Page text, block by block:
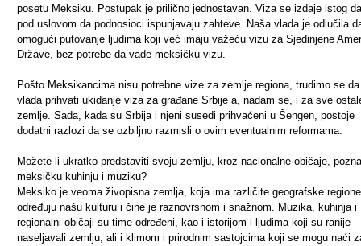
posetu Meksiku. Postupak je prilično jednostavan. Viza se izdaje istog
pod uslovom da podnosioci ispunjavaju zahteve. Naša vlada je odlučila
omogući putovanje ljudima koji već imaju važeću vizu za Sjedinjene
Države, bez potrebe da vade meksičku vizu.
Pošto Meksikancima nisu potrebne vize za zemlje regiona, trudimo se
vlada prihvati ukidanje viza za građane Srbije a, nadam se, i za sve
zemlje. Sada, kada su Srbija i njeni susedi prihvaćeni u Šengen, postoje
dodatni razlozi da se ozbiljno razmisli o ovim eventualnim reformama.
Možete li ukratko predstaviti svoju zemlju, kroz nacionalne običaje,
meksičku kuhinju i muziku?
Meksiko je veoma živopisna zemlja, koja ima različite geografske
određuju našu kulturu i čine je raznovrsnom i snažnom. Muzika, kuhinja i
regionalni običaji su time određeni, kao i istorijom i ljudima koji su ranije
naseljavali zemlju, ali i klimom i prirodnim sastojcima koji se mogu naći